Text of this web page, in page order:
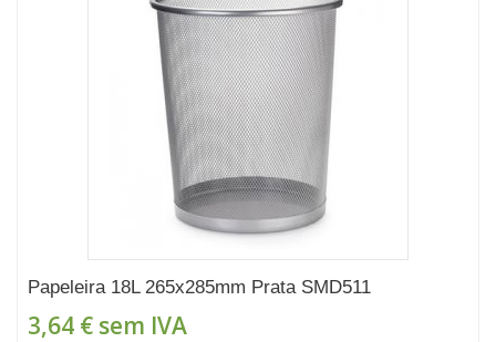
Papeleira 18L 265x285mm Prata SMD511
3,64 € sem IVA